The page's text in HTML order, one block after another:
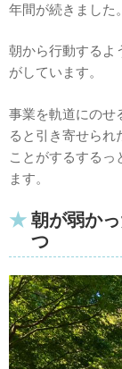
年間が続きました。
朝から行動するよ
がしています。
事業を軌道にのせ
ると引き寄せられ
ことがするする
ます。
朝が弱か
つ